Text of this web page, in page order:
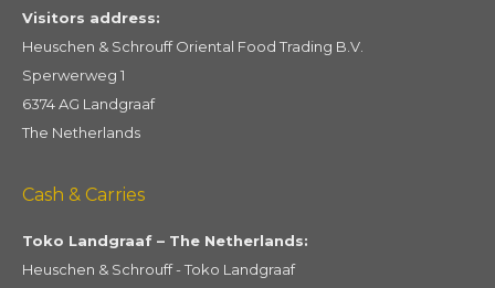
Visitors address:
Heuschen & Schrouff Oriental Food Trading B.V.
Sperwerweg 1
6374 AG Landgraaf
The Netherlands
Cash & Carries
Toko Landgraaf – The Netherlands:
Heuschen & Schrouff - Toko Landgraaf